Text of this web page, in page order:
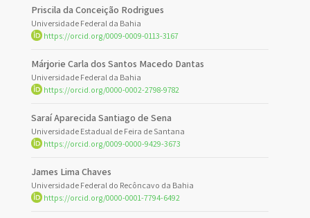
Priscila da Conceição Rodrigues
Universidade Federal da Bahia
https://orcid.org/0009-0009-0113-3167
Márjorie Carla dos Santos Macedo Dantas
Universidade Federal da Bahia
https://orcid.org/0000-0002-2798-9782
Saraí Aparecida Santiago de Sena
Universidade Estadual de Feira de Santana
https://orcid.org/0009-0000-9429-3673
James Lima Chaves
Universidade Federal do Recôncavo da Bahia
https://orcid.org/0000-0001-7794-6492